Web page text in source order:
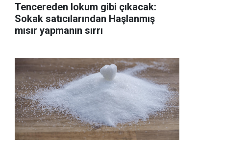
Tencereden lokum gibi çıkacak:
Sokak satıcılarından Haşlanmış
mısır yapmanın sırrı